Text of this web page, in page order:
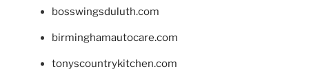
bosswingsduluth.com
birminghamautocare.com
tonyscountrykitchen.com